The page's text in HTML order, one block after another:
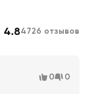
4.84726 отзывов
0 0